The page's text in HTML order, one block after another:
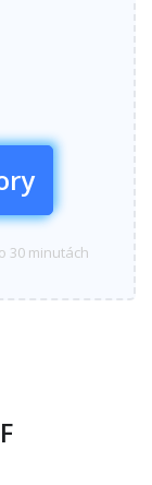
30 minutách